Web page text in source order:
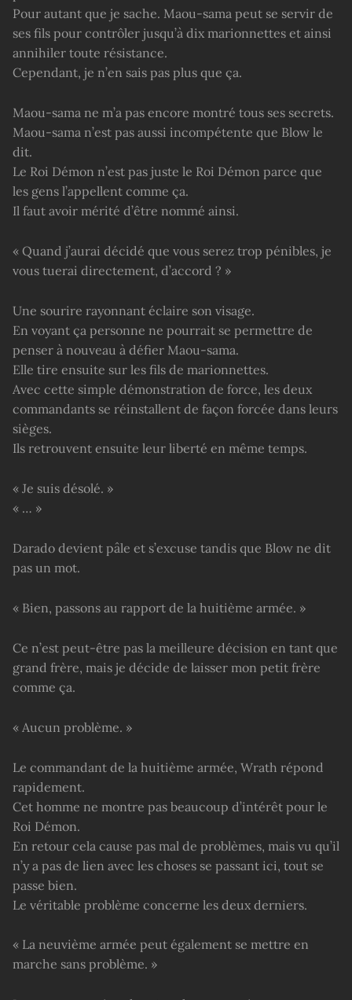
Pour autant que je sache. Maou-sama peut se servir de
ses fils pour contrôler jusqu’à dix marionnettes et ainsi
annihiler toute résistance.
Cependant, je n’en sais pas plus que ça.
Maou-sama ne m’a pas encore montré tous ses secrets.
Maou-sama n’est pas aussi incompétente que Blow le
dit.
Le Roi Démon n’est pas juste le Roi Démon parce que
les gens l’appellent comme ça.
Il faut avoir mérité d’être nommé ainsi.
« Quand j’aurai décidé que vous serez trop pénibles, je
vous tuerai directement, d’accord ? »
Une sourire rayonnant éclaire son visage.
En voyant ça personne ne pourrait se permettre de
penser à nouveau à défier Maou-sama.
Elle tire ensuite sur les fils de marionnettes.
Avec cette simple démonstration de force, les deux
commandants se réinstallent de façon forcée dans leurs
sièges.
Ils retrouvent ensuite leur liberté en même temps.
« Je suis désolé. »
« … »
Darado devient pâle et s’excuse tandis que Blow ne dit
pas un mot.
« Bien, passons au rapport de la huitième armée. »
Ce n’est peut-être pas la meilleure décision en tant que
grand frère, mais je décide de laisser mon petit frère
comme ça.
« Aucun problème. »
Le commandant de la huitième armée, Wrath répond
rapidement.
Cet homme ne montre pas beaucoup d’intérêt pour le
Roi Démon.
En retour cela cause pas mal de problèmes, mais vu qu’il
n’y a pas de lien avec les choses se passant ici, tout se
passe bien.
Le véritable problème concerne les deux derniers.
« La neuvième armée peut également se mettre en
marche sans problème. »